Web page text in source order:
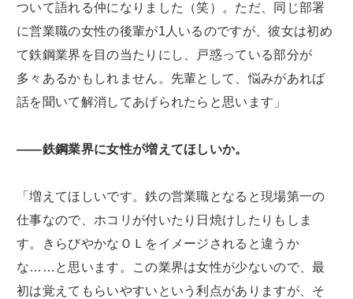
ついて語れる仲になりました（笑）。ただ、同じ部署
に営業職の女性の後輩が1人いるのですが、彼女は初め
て鉄鋼業界を目の当たりにし、戸惑っている部分が
多々あるかもしれません。先輩として、悩みがあれば
話を聞いて解消してあげられたらと思います」
――鉄鋼業界に女性が増えてほしいか。
「増えてほしいです。鉄の営業職となると現場第一の
仕事なので、ホコリが付いたり日焼けしたりもしま
す。きらびやかなＯＬをイメージされると違うか
な……と思います。この業界は女性が少ないので、最
初は覚えてもらいやすいという利点がありますが、そ